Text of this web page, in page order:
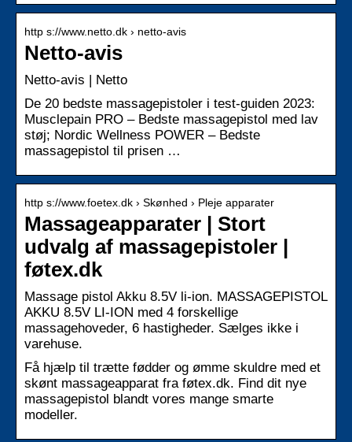
http s://www.netto.dk › netto-avis
Netto-avis
Netto-avis | Netto
De 20 bedste massagepistoler i test-guiden 2023:
Musclepain PRO – Bedste massagepistol med lav
støj; Nordic Wellness POWER – Bedste
massagepistol til prisen …
http s://www.foetex.dk › Skønhed › Pleje apparater
Massageapparater | Stort
udvalg af massagepistoler |
føtex.dk
Massage pistol Akku 8.5V li-ion. MASSAGEPISTOL
AKKU 8.5V LI-ION med 4 forskellige
massagehoveder, 6 hastigheder. Sælges ikke i
varehuse.
Få hjælp til trætte fødder og ømme skuldre med et
skønt massageapparat fra føtex.dk. Find dit nye
massagepistol blandt vores mange smarte
modeller.